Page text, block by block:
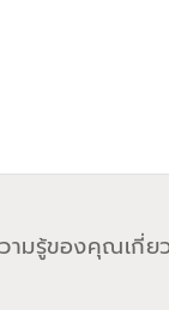
ามรู้ของคุณเกี่